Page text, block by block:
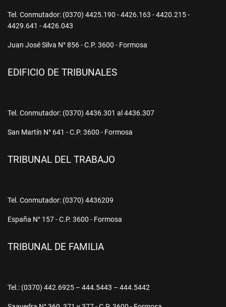
Tel. Conmutador: (0370) 4425.190 - 4426.163 - 4420.215 -
4429.641 - 4426.043
Juan José Silva N° 856 - C.P. 3600 - Formosa
EDIFICIO DE TRIBUNALES
Tel. Conmutador: (0370) 4436.301 al 4436.307
San Martín N° 641 - C.P. 3600 - Formosa
TRIBUNAL DEL TRABAJO
Tel. Conmutador: (0370) 4436209
España N° 157 - C.P. 3600 - Formosa
TRIBUNAL DE FAMILIA
Tel.: (0370) 442.6925 – 444.5443 – 444.5442